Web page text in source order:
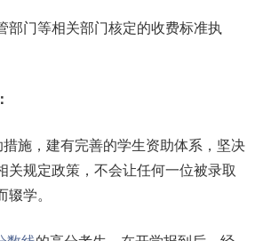
部门等相关部门核定的收费标准执
措施，建有完善的学生资助体系，坚决
关规定政策，不会让任何一位被录取
学。